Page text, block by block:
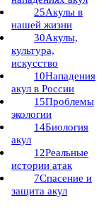
25Акулы в
нашей жизни
30Акулы,
культура,
искусство
10Нападения
акул в России
15Проблемы
экологии
14Биология
акул
12Реальные
истории атак
7Спасение и
защита акул